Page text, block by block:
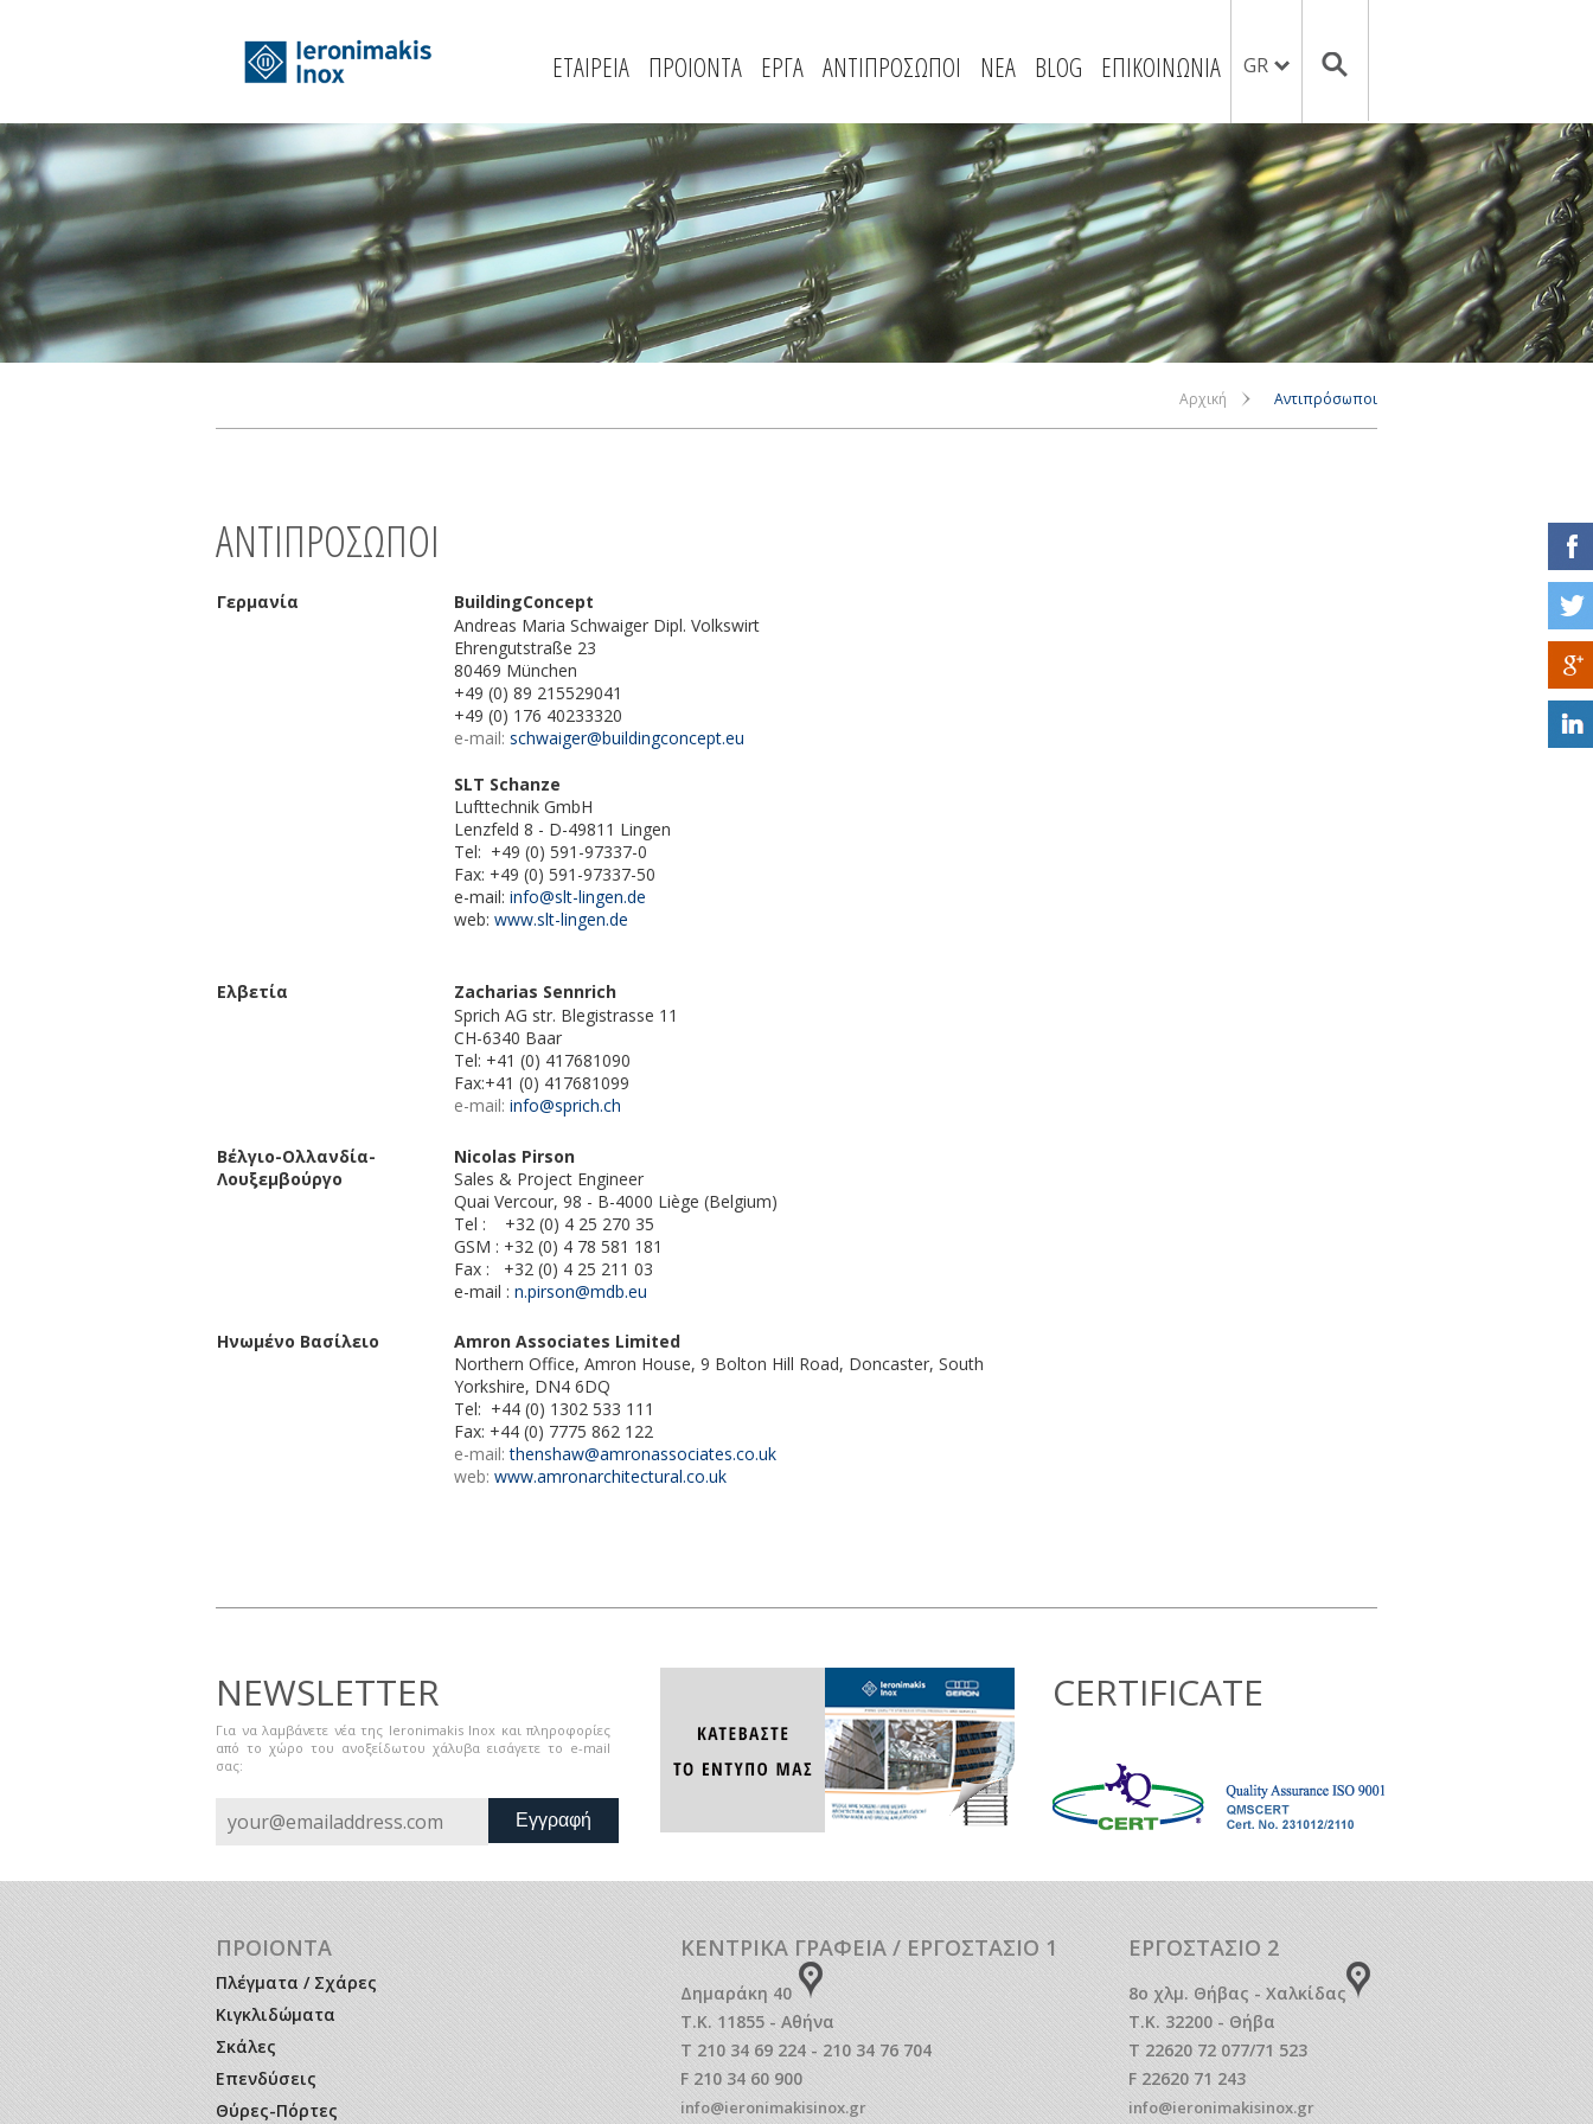
ΕΤΑΙΡΕΙΑ ΠΡΟΙΟΝΤΑ ΕΡΓΑ ΑΝΤΙΠΡΟΣΩΠΟΙ ΝΕΑ BLOG ΕΠΙΚΟΙΝΩΝΙΑ GR
Αρχική Αντιπρόσωποι
ΑΝΤΙΠΡΟΣΩΠΟΙ
Γερμανία
BuildingConcept
Andreas Maria Schwaiger Dipl. Volkswirt
Ehrengutstraße 23
80469 München
+49 (0) 89 215529041
+49 (0) 176 40233320
e-mail: schwaiger@buildingconcept.eu
SLT Schanze
Lufttechnik GmbH
Lenzfeld 8 - D-49811 Lingen
Tel: +49 (0) 591-97337-0
Fax: +49 (0) 591-97337-50
e-mail: info@slt-lingen.de
web: www.slt-lingen.de
Ελβετία
Zacharias Sennrich
Sprich AG str. Blegistrasse 11
CH-6340 Baar
Tel: +41 (0) 417681090
Fax:+41 (0) 417681099
e-mail: info@sprich.ch
Βέλγιο-Ολλανδία-
Λουξεμβούργο
Nicolas Pirson
Sales & Project Engineer
Quai Vercour, 98 - B-4000 Liège (Belgium)
Tel : +32 (0) 4 25 270 35
GSM : +32 (0) 4 78 581 181
Fax : +32 (0) 4 25 211 03
e-mail : n.pirson@mdb.eu
Ηνωμένο Βασίλειο
Amron Associates Limited
Northern Office, Amron House, 9 Bolton Hill Road, Doncaster, South
Yorkshire, DN4 6DQ
Tel: +44 (0) 1302 533 111
Fax: +44 (0) 7775 862 122
e-mail:thenshaw@amronassociates.co.uk
web: www.amronarchitectural.co.uk
NEWSLETTER
Για να λαμβάνετε νέα της Ieronimakis Inox και πληροφορίες
από το χώρο του ανοξείδωτου χάλυβα εισάγετε το e-mail
σας:
Εγγραφή
CERTIFICATE
ΠΡΟΙΟΝΤΑ
Πλέγματα / Σχάρες
Κιγκλιδώματα
Σκάλες
Επενδύσεις
Θύρες-Πόρτες
ΚΕΝΤΡΙΚΑ ΓΡΑΦΕΙΑ / ΕΡΓΟΣΤΑΣΙΟ 1
Δημαράκη 40
Τ.Κ. 11855 - Αθήνα
T 210 34 69 224 - 210 34 76 704
F 210 34 60 900
info@ieronimakisinox.gr
ΕΡΓΟΣΤΑΣΙΟ 2
8o χλμ. Θήβας - Χαλκίδας
Τ.Κ. 32200 - Θήβα
T 22620 72 077/71 523
F 22620 71 243
info@ieronimakisinox.gr